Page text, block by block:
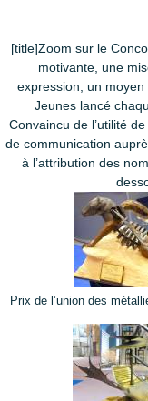
[title]Zoom sur le
motivante, une
expression, un moyen
Jeunes lancé
Convaincu de l’utilité
de communication
à l’attribution des
Prix de l’union des